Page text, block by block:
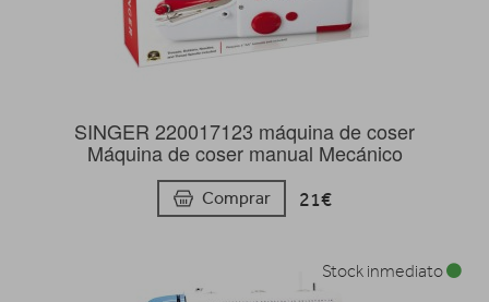
SINGER 220017123 máquina de coser
Máquina de coser manual Mecánico
Comprar 21€
Stock inmediato